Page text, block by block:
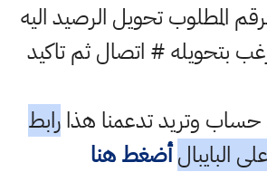
*215* الرقم المطلوب تحويل الرصيد اليه
بتحويله # اتصال ثم تاكيد
حساب وتريد تدعمنا هذارابط
البايبال أضغط هنا